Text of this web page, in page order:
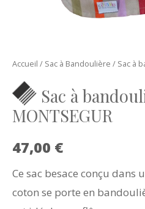
Accueil / Sac à Bandoulière / Sac à
Sac à
MONTSEGUR
47,00 €
Ce sac besace conçu dans
coton se porte en